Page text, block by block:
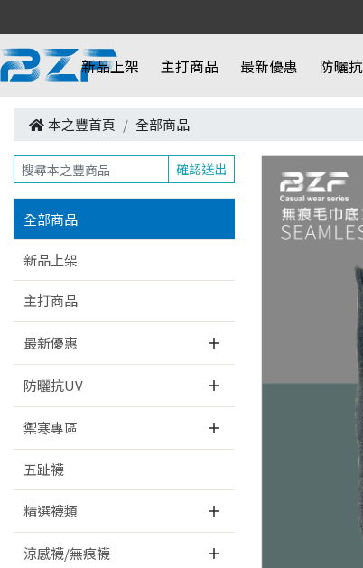
新品上架 主打商品 最新優惠 防曬
本之豐首頁 全部商品
確認送出
全部商品
新品上架
主打商品
最新優惠
防曬抗UV
禦寒專區
五趾襪
精選襪類
涼感襪/無痕襪